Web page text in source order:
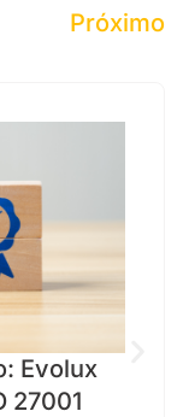
Próximo
Evolux
27001